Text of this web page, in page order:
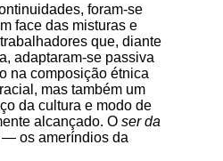
foram-se
face das misturas e
que, diante
adaptaram-se passiva
na composição étnica
mas também um
da cultura e modo de
alcançado. O ser da
— os ameríndios da